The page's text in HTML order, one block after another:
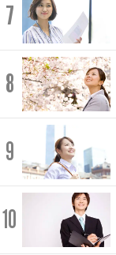
7
8
9
10